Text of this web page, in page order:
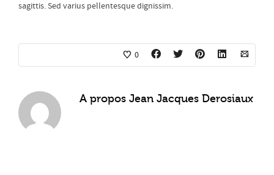
sagittis. Sed varius pellentesque dignissim.
0
A propos Jean Jacques Derosiaux